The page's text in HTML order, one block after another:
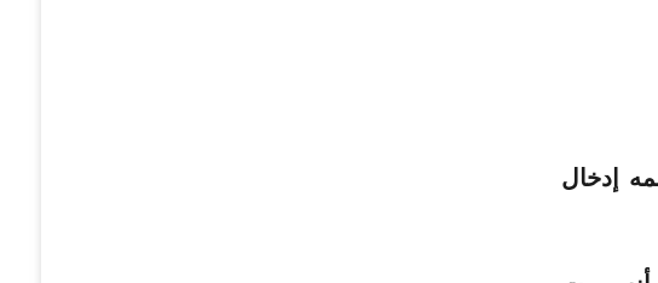
إدخال